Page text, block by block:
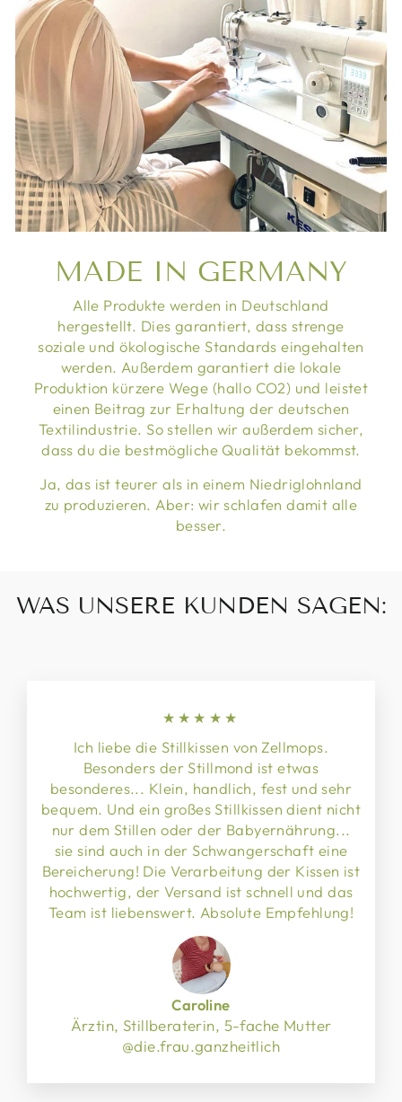
MADE IN GERMANY
Alle Produkte werden in Deutschland
hergestellt. Dies garantiert, dass strenge
soziale und ökologische Standards eingehalten
werden. Außerdem garantiert die lokale
Produktion kürzere Wege (hallo CO2) und leistet
einen Beitrag zur Erhaltung der deutschen
Textilindustrie. So stellen wir außerdem sicher,
dass du die bestmögliche Qualität bekommst.
Ja, das ist teurer als in einem Niedriglohnland
zu produzieren. Aber: wir schlafen damit alle
besser.
WAS UNSERE KUNDEN SAGEN:
★★★★★
Ich liebe die Stillkissen von Zellmops.
Besonders der Stillmond ist etwas
besonderes... Klein, handlich, fest und sehr
bequem. Und ein großes Stillkissen dient nicht
nur dem Stillen oder der Babyernährung...
sie sind auch in der Schwangerschaft eine
Bereicherung! Die Verarbeitung der Kissen ist
hochwertig, der Versand ist schnell und das
Team ist liebenswert. Absolute Empfehlung!
Caroline
Ärztin, Stillberaterin, 5-fache Mutter
@die.frau.ganzheitlich